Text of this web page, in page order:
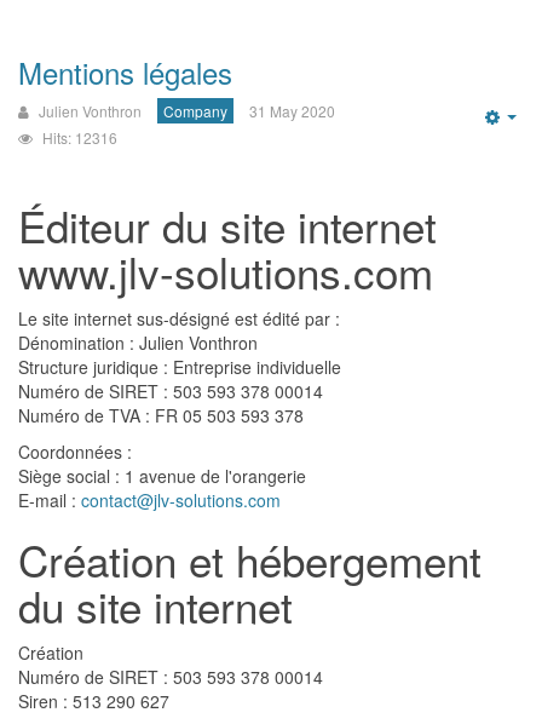
Mentions légales
Julien Vonthron Company
31 May 2020
Hits: 12316
Éditeur du site internet
www.jlv-solutions.com
Le site internet sus-désigné est édité par :
Dénomination : Julien Vonthron
Structure juridique : Entreprise individuelle
Numéro de SIRET : 503 593 378 00014
Numéro de TVA : FR 05 503 593 378
Coordonnées :
Siège social : 1 avenue de l'orangerie
E-mail : contact@jlv-solutions.com
Création et hébergement
du site internet
Création
Numéro de SIRET : 503 593 378 00014
Siren : 513 290 627